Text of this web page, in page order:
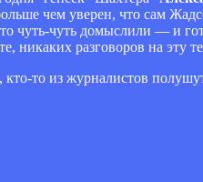
чем уверен, что сам
чуть-чуть домыслили — и
никаких разговоров на эту
то из журналистов